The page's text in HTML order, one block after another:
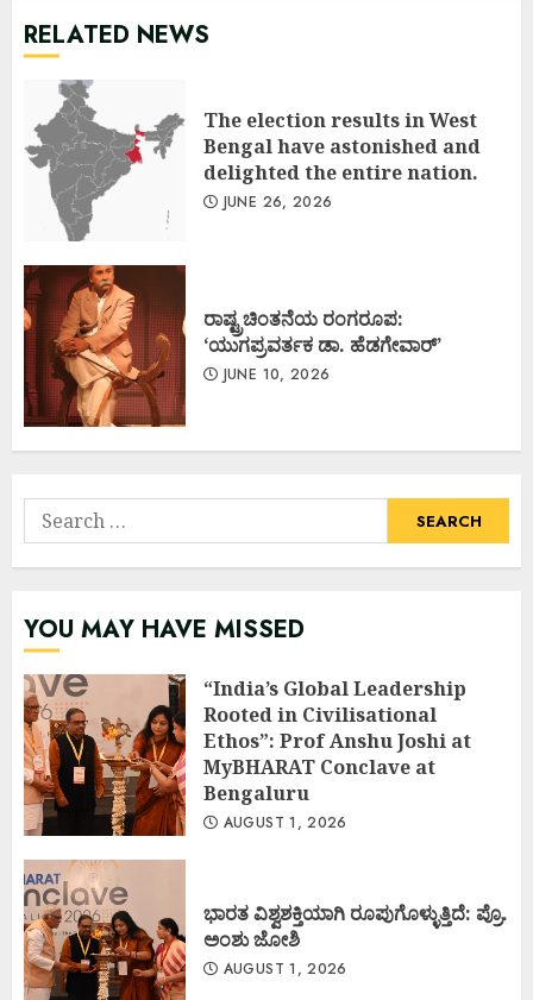
RELATED NEWS
The election results in West
Bengal have astonished and
delighted the entire nation.
JUNE 26, 2026
ರಾಷ್ಟ್ರಚಿಂತನೆಯ ರಂಗರೂಪ:
‘ಯುಗಪ್ರವರ್ತಕ ಡಾ. ಹೆಡಗೇವಾರ್’
JUNE 10, 2026
Search
for:
YOU MAY HAVE MISSED
“India’s Global Leadership
Rooted in Civilisational
Ethos”: Prof Anshu Joshi at
MyBHARAT Conclave at
Bengaluru
AUGUST 1, 2026
ಭಾರತ ವಿಶ್ವಶಕ್ತಿಯಾಗಿ ರೂಪುಗೊಳ್ಳುತ್ತಿದೆ: ಪ್ರೊ.
ಅಂಶು ಜೋಶಿ
AUGUST 1, 2026